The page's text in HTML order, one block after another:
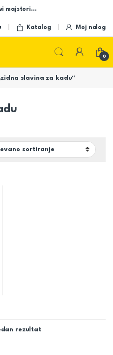
majstori…
Katalog Moj nalog
0
slavina za kadu“
rezultat